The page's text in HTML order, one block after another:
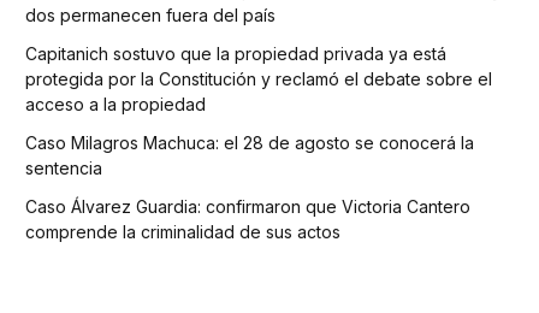
dos permanecen fuera del país
Capitanich sostuvo que la propiedad privada ya está
protegida por la Constitución y reclamó el debate sobre el
acceso a la propiedad
Caso Milagros Machuca: el 28 de agosto se conocerá la
sentencia
Caso Álvarez Guardia: confirmaron que Victoria Cantero
comprende la criminalidad de sus actos